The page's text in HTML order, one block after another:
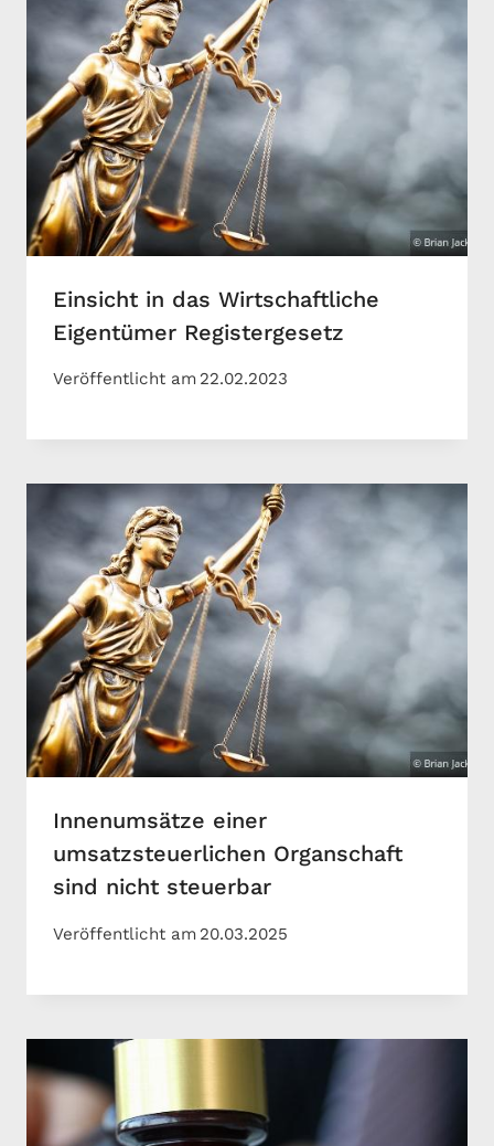
Einsicht in das Wirtschaftliche
Eigentümer Registergesetz
Veröffentlicht am 22.02.2023
Innenumsätze einer
umsatzsteuerlichen Organschaft
sind nicht steuerbar
Veröffentlicht am 20.03.2025